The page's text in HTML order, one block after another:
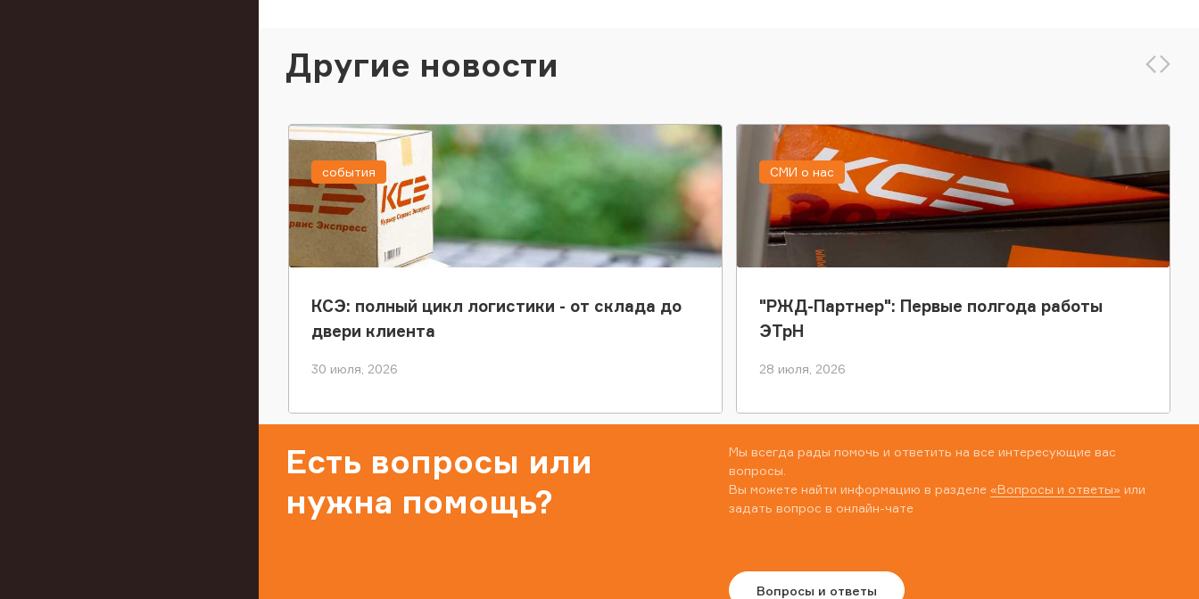
Другие новости
КСЭ: полный цикл логистики - от склада до
двери клиента
30 июля, 2026
события
"РЖД-Партнер": Первые полгода работы
ЭТрН
28 июля, 2026
СМИ о нас
Есть вопросы или
нужна помощь?
Мы всегда рады помочь и ответить на все интересующие вас
вопросы.
Вы можете найти информацию в разделе «Вопросы и ответы» или
задать вопрос в онлайн-чате
Вопросы и ответы